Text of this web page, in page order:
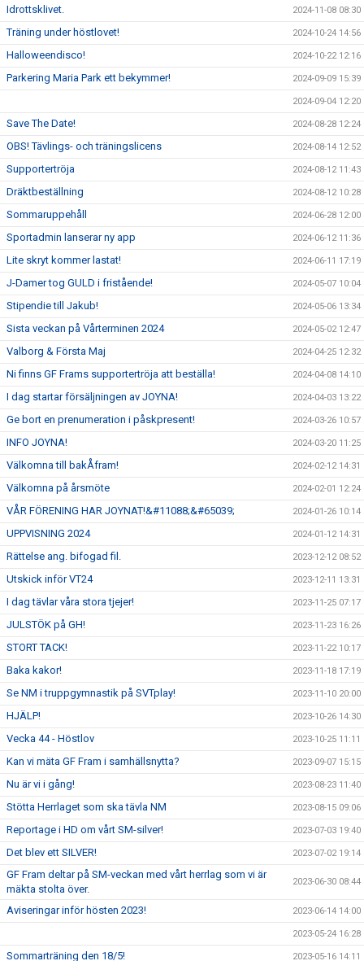
Idrottsklivet. 2024-11-08 08:30
Träning under höstlovet! 2024-10-24 14:56
Halloweendisco! 2024-10-22 12:16
Parkering Maria Park ett bekymmer! 2024-09-09 15:39
2024-09-04 12:20
Save The Date! 2024-08-28 12:24
OBS! Tävlings- och träningslicens 2024-08-14 12:52
Supportertröja 2024-08-12 11:43
Dräktbeställning 2024-08-12 10:28
Sommaruppehåll 2024-06-28 12:00
Sportadmin lanserar ny app 2024-06-12 11:36
Lite skryt kommer lastat! 2024-06-11 17:19
J-Damer tog GULD i fristående! 2024-05-07 10:04
Stipendie till Jakub! 2024-05-06 13:34
Sista veckan på Vårterminen 2024 2024-05-02 12:47
Valborg & Första Maj 2024-04-25 12:32
Ni finns GF Frams supportertröja att beställa! 2024-04-08 14:10
I dag startar försäljningen av JOYNA! 2024-04-03 13:22
Ge bort en prenumeration i påskpresent! 2024-03-26 10:57
INFO JOYNA! 2024-03-20 11:25
Välkomna till bakÅfram! 2024-02-12 14:31
Välkomna på årsmöte 2024-02-01 12:24
VÅR FÖRENING HAR JOYNAT!&#11088;&#65039; 2024-01-26 10:14
UPPVISNING 2024 2024-01-12 14:31
Rättelse ang. bifogad fil. 2023-12-12 08:52
Utskick inför VT24 2023-12-11 13:31
I dag tävlar våra stora tjejer! 2023-11-25 07:17
JULSTÖK på GH! 2023-11-23 16:26
STORT TACK! 2023-11-22 10:17
Baka kakor! 2023-11-18 17:19
Se NM i truppgymnastik på SVTplay! 2023-11-10 20:00
HJÄLP! 2023-10-26 14:30
Vecka 44 - Höstlov 2023-10-25 11:11
Kan vi mäta GF Fram i samhällsnytta? 2023-09-07 15:15
Nu är vi i gång! 2023-08-23 11:40
Stötta Herrlaget som ska tävla NM 2023-08-15 09:06
Reportage i HD om vårt SM-silver! 2023-07-03 19:40
Det blev ett SILVER! 2023-07-02 19:14
GF Fram deltar på SM-veckan med vårt herrlag som vi är
mäkta stolta över.
2023-06-30 08:44
Aviseringar inför hösten 2023! 2023-06-14 14:00
2023-05-24 16:28
Sommarträning den 18/5! 2023-05-16 14:11